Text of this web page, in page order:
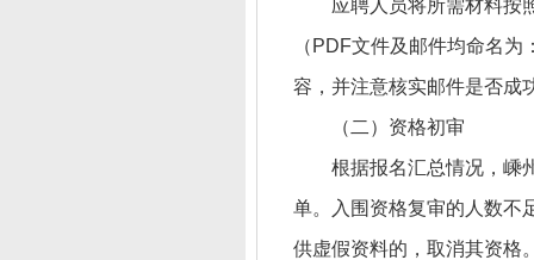
应聘人员将所需材料按
（PDF文件及邮件均命名
容，并注意核实邮件是否成
（二）资格初审
根据报名汇总情况，嵊
单。入围资格复审的人数不
供虚假资料的，取消其资格